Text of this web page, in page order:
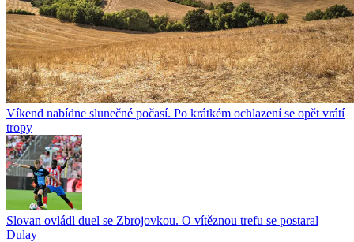
Víkend nabídne slunečné počasí. Po krátkém ochlazení se opět vrátí
tropy
Slovan ovládl duel se Zbrojovkou. O vítěznou trefu se postaral
Dulay